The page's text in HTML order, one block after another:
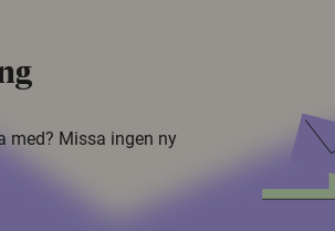
med? Missa ingen ny